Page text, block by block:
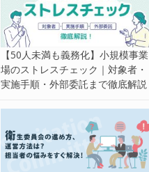
【50人未満も義務化】小規模事業
場のストレスチェック｜対象者・
実施手順・外部委託まで徹底解説